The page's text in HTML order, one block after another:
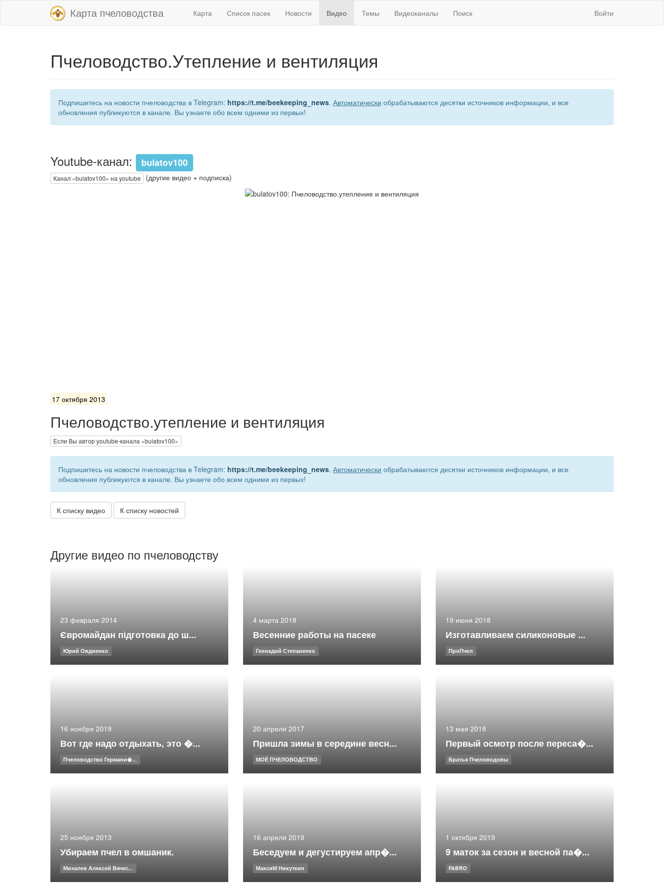
Карта пчеловодства Карта Список пасек Новости Видео Темы Видеоканалы Поиск Войти
Пчеловодство.Утепление и вентиляция
Подпишитесь на новости пчеловодства в Telegram: https://t.me/beekeeping_news. Автоматически обрабатываются десятки источников информации, и все
обновления публикуются в канале. Вы узнаете обо всем одними из первых!
Youtube-канал: bulatov100
Канал «bulatov100» на youtube (другие видео + подписка)
17 октября 2013
Пчеловодство.утепление и вентиляция
Если Вы автор youtube-канала «bulatov100»
Подпишитесь на новости пчеловодства в Telegram: https://t.me/beekeeping_news. Автоматически обрабатываются десятки источников информации, и все
обновления публикуются в канале. Вы узнаете обо всем одними из первых!
К списку видео К списку новостей
Другие видео по пчеловодству
23 февраля 2014
Євромайдан підготовка до ш...
Юрий Овдиенко
4 марта 2018
Весенние работы на пасеке
Геннадий Степаненко
19 июня 2018
Изготавливаем силиконовые ...
ПроПчел
16 ноября 2019
Вот где надо отдыхать, это �...
Пчеловодство Германи�...
20 апреля 2017
Пришла зимы в середине весн...
МОЁ ПЧЕЛОВОДСТВО
13 мая 2018
Первый осмотр после переса�...
Братья Пчеловодовы
25 ноября 2013
Убираем пчел в омшаник.
Михалев Алексей Вячес...
16 апреля 2019
Беседуем и дегустируем апр�...
МаксиМ Никуткин
1 октября 2019
9 маток за сезон и весной па�...
FABRO